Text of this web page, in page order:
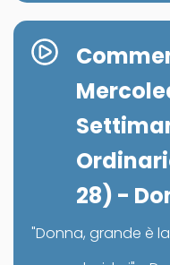
28) -
"Donna, grande è